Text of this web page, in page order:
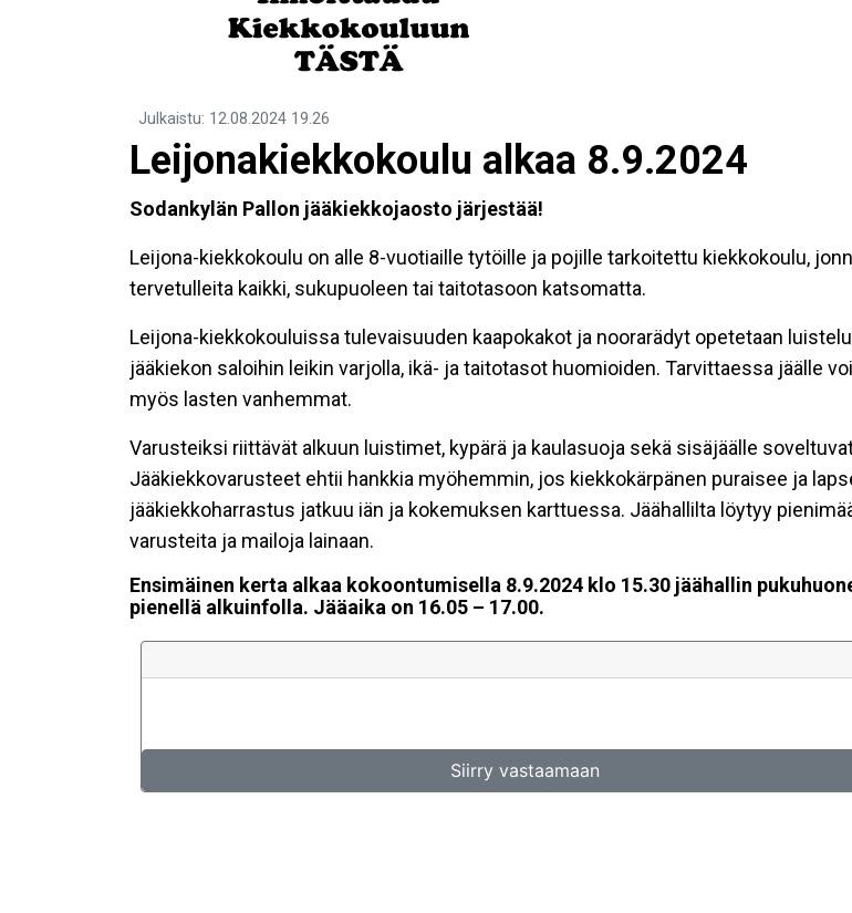
Julkaistu: 12.08.2024 19.26
Leijonakiekkokoulu alkaa 8.9.2024
Sodankylän Pallon jääkiekkojaosto järjestää!
Leijona-kiekkokoulu on alle 8-vuotiaille tytöille ja pojille tarkoitettu kiekkokoulu,
tervetulleita kaikki, sukupuoleen tai taitotasoon katsomatta.
Leijona-kiekkokouluissa tulevaisuuden kaapokakot ja noorarädyt opetetaan
jääkiekon saloihin leikin varjolla, ikä- ja taitotasot huomioiden. Tarvittaessa jäälle
myös lasten vanhemmat.
Varusteiksi riittävät alkuun luistimet, kypärä ja kaulasuoja sekä sisäjäälle
Jääkiekkovarusteet ehtii hankkia myöhemmin, jos kiekkokärpänen puraisee ja
jääkiekkoharrastus jatkuu iän ja kokemuksen karttuessa. Jäähallilta löytyy
varusteita ja mailoja lainaan.
Ensimäinen kerta alkaa kokoontumisella 8.9.2024 klo 15.30 jäähallin
pienellä alkuinfolla. Jääaika on 16.05 – 17.00.